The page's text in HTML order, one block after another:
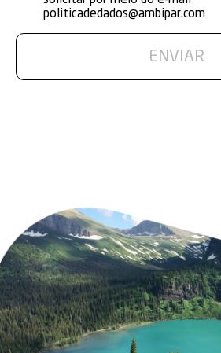
politicadedados@ambipar.com